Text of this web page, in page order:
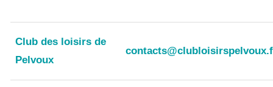
Club des loisirs de
Pelvoux